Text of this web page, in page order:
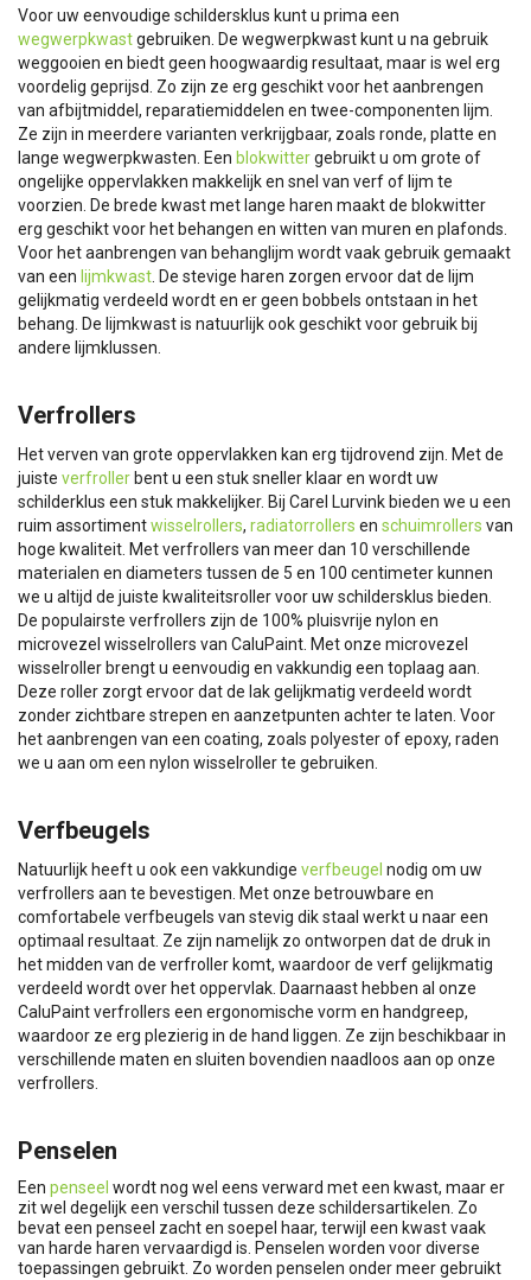
Voor uw eenvoudige schildersklus kunt u prima een
wegwerpkwastgebruiken. De wegwerpkwast kunt u na gebruik
weggooien en biedt geen hoogwaardig resultaat, maar is wel erg
voordelig geprijsd. Zo zijn ze erg geschikt voor het aanbrengen
van afbijtmiddel, reparatiemiddelen en twee-componenten lijm.
Ze zijn in meerdere varianten verkrijgbaar, zoals ronde, platte en
lange wegwerpkwasten. Een blokwittergebruikt u om grote of
ongelijke oppervlakken makkelijk en snel van verf of lijm te
voorzien. De brede kwast met lange haren maakt de blokwitter
erg geschikt voor het behangen en witten van muren en plafonds.
Voor het aanbrengen van behanglijm wordt vaak gebruik gemaakt
van een lijmkwast . De stevige haren zorgen ervoor dat de lijm
gelijkmatig verdeeld wordt en er geen bobbels ontstaan in het
behang. De lijmkwast is natuurlijk ook geschikt voor gebruik bij
andere lijmklussen.
Verfrollers
Het verven van grote oppervlakken kan erg tijdrovend zijn. Met de
juiste verfrollerbent u een stuk sneller klaar en wordt uw
schilderklus een stuk makkelijker. Bij Carel Lurvink bieden we u een
ruim assortimentwisselrollers, radiatorrollers en schuimrollers van
hoge kwaliteit. Met verfrollers van meer dan 10 verschillende
materialen en diameters tussen de 5 en 100 centimeter kunnen
we u altijd de juiste kwaliteitsroller voor uw schildersklus bieden.
De populairste verfrollers zijn de 100% pluisvrije nylon en
microvezel wisselrollers van CaluPaint. Met onze microvezel
wisselroller brengt u eenvoudig en vakkundig een toplaag aan.
Deze roller zorgt ervoor dat de lak gelijkmatig verdeeld wordt
zonder zichtbare strepen en aanzetpunten achter te laten. Voor
het aanbrengen van een coating, zoals polyester of epoxy, raden
we u aan om een nylon wisselroller te gebruiken.
Verfbeugels
Natuurlijk heeft u ook een vakkundige verfbeugel nodig om uw
verfrollers aan te bevestigen. Met onze betrouwbare en
comfortabele verfbeugels van stevig dik staal werkt u naar een
optimaal resultaat. Ze zijn namelijk zo ontworpen dat de druk in
het midden van de verfroller komt, waardoor de verf gelijkmatig
verdeeld wordt over het oppervlak. Daarnaast hebben al onze
CaluPaint verfrollers een ergonomische vorm en handgreep,
waardoor ze erg plezierig in de hand liggen. Ze zijn beschikbaar in
verschillende maten en sluiten bovendien naadloos aan op onze
verfrollers.
Penselen
Een penseel wordt nog wel eens verward met een kwast, maar er
zit wel degelijk een verschil tussen deze schildersartikelen. Zo
bevat een penseel zacht en soepel haar, terwijl een kwast vaak
van harde haren vervaardigd is. Penselen worden voor diverse
toepassingen gebruikt. Zo worden penselen onder meer gebruikt